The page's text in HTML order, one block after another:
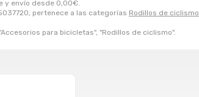
y envío desde 0,00€.
pertenece a las categorías Rodillos de ciclismo
para bicicletas", "Rodillos de ciclismo".